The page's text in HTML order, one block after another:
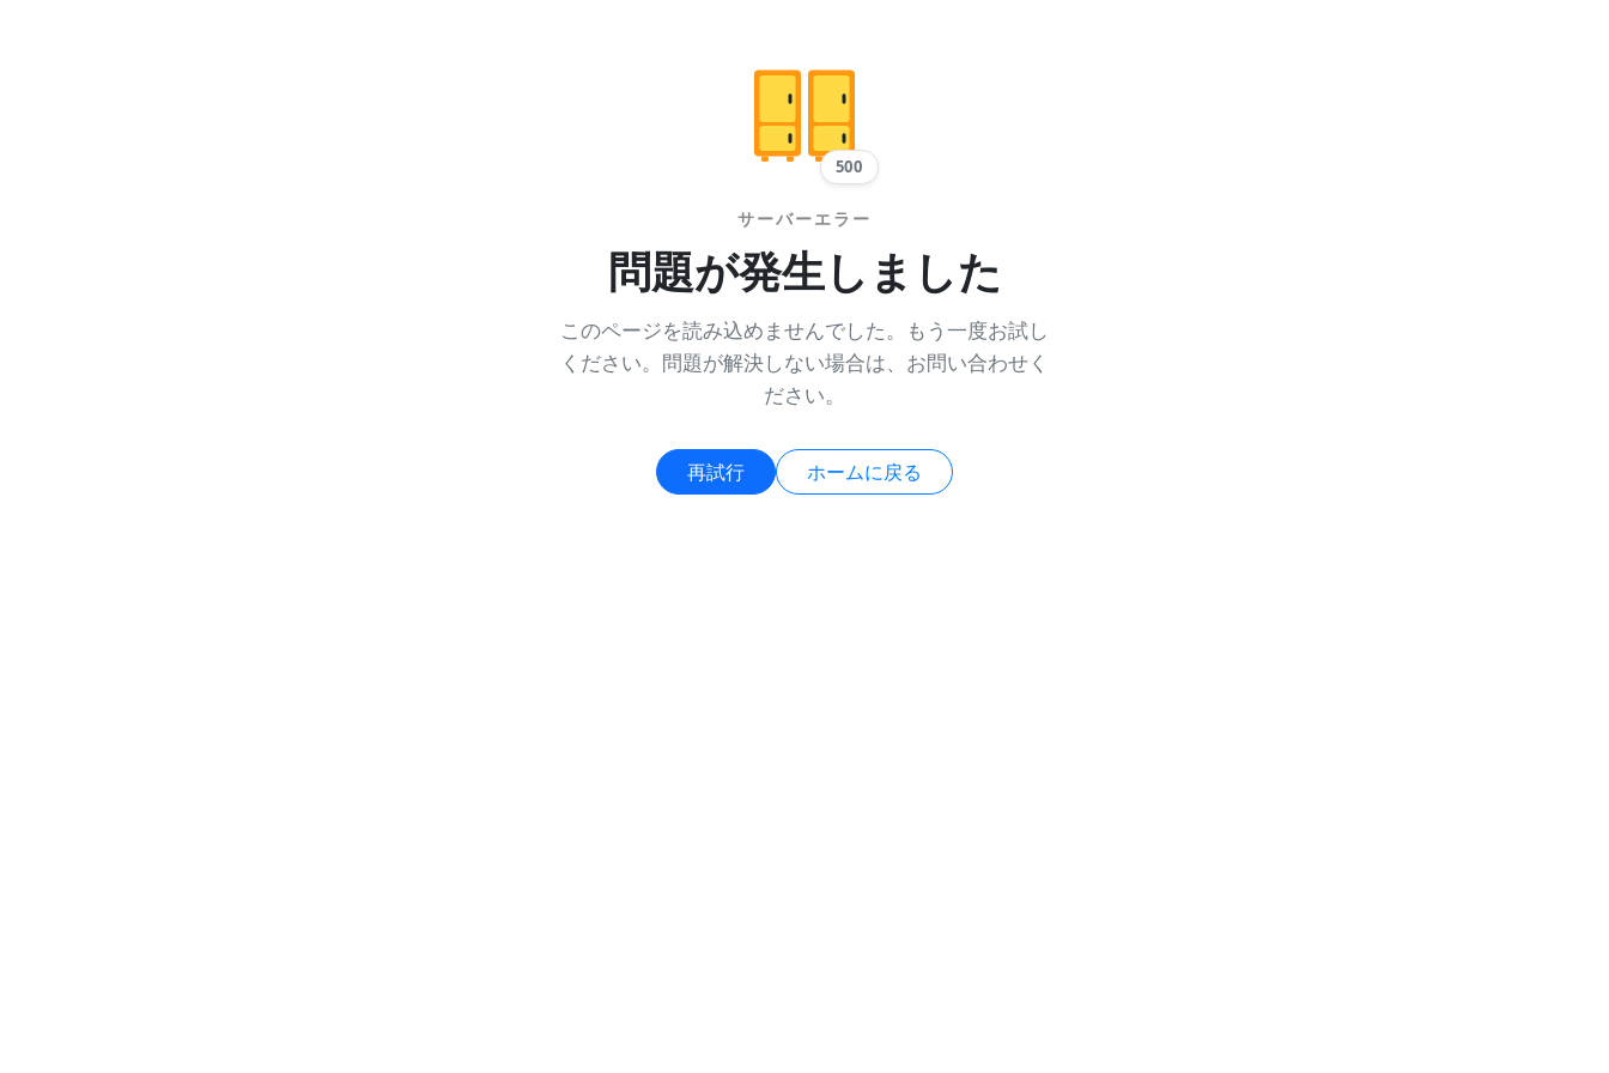
500
サーバーエラー
問題が発生しました
このページを読み込めませんでした。もう一度お試し
ください。問題が解決しない場合は、お問い合わせく
ださい。
再試行 ホームに戻る